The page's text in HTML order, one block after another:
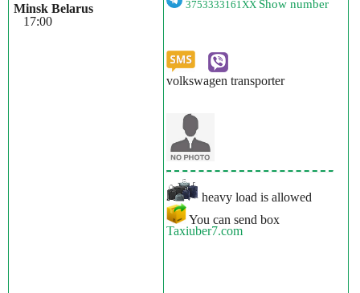
Minsk Belarus
17:00
3753333161XX Show number
volkswagen transporter
heavy load is allowed
You can send box
Taxiuber7.com